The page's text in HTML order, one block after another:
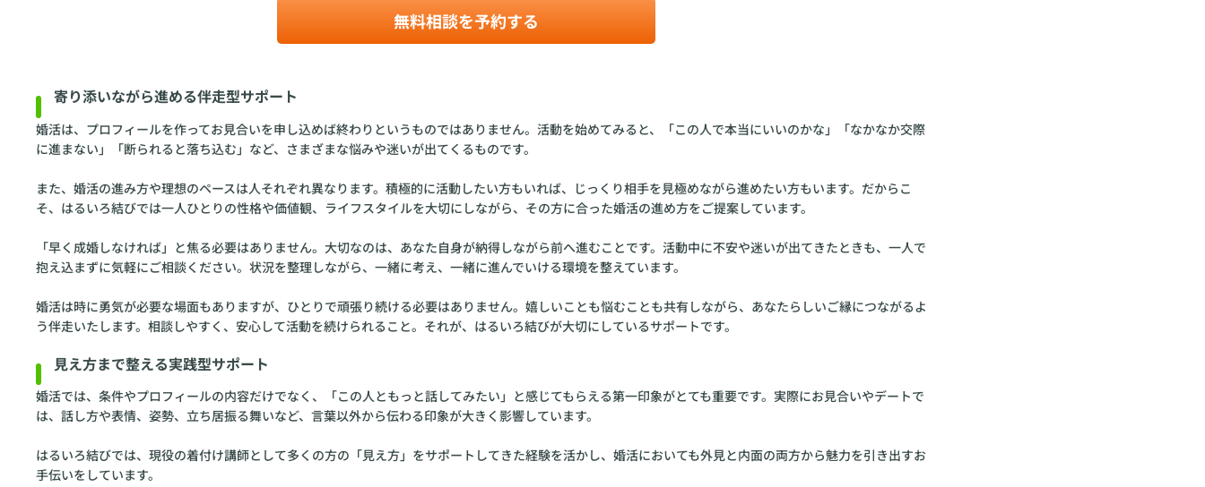
無料相談を予約する
寄り添いながら進める伴走型サポート
婚活は、プロフィールを作ってお見合いを申し込めば終わりというものではありません。活動を始めてみると、「この人で本当にいいのかな」「なかなか交際
に進まない」「断られると落ち込む」など、さまざまな悩みや迷いが出てくるものです。
また、婚活の進み方や理想のペースは人それぞれ異なります。積極的に活動したい方もいれば、じっくり相手を見極めながら進めたい方もいます。だからこ
そ、はるいろ結びでは一人ひとりの性格や価値観、ライフスタイルを大切にしながら、その方に合った婚活の進め方をご提案しています。
「早く成婚しなければ」と焦る必要はありません。大切なのは、あなた自身が納得しながら前へ進むことです。活動中に不安や迷いが出てきたときも、一人で
抱え込まずに気軽にご相談ください。状況を整理しながら、一緒に考え、一緒に進んでいける環境を整えています。
婚活は時に勇気が必要な場面もありますが、ひとりで頑張り続ける必要はありません。嬉しいことも悩むことも共有しながら、あなたらしいご縁につながるよ
う伴走いたします。相談しやすく、安心して活動を続けられること。それが、はるいろ結びが大切にしているサポートです。
見え方まで整える実践型サポート
婚活では、条件やプロフィールの内容だけでなく、「この人ともっと話してみたい」と感じてもらえる第一印象がとても重要です。実際にお見合いやデートで
は、話し方や表情、姿勢、立ち居振る舞いなど、言葉以外から伝わる印象が大きく影響しています。
はるいろ結びでは、現役の着付け講師として多くの方の「見え方」をサポートしてきた経験を活かし、婚活においても外見と内面の両方から魅力を引き出すお
手伝いをしています。